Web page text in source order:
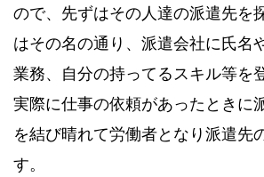
ので、先ずはその人達の派遣先を
はその名の通り、派遣会社に氏名
業務、自分の持ってるスキル等を
実際に仕事の依頼があったときに
を結び晴れて労働者となり派遣先
す。